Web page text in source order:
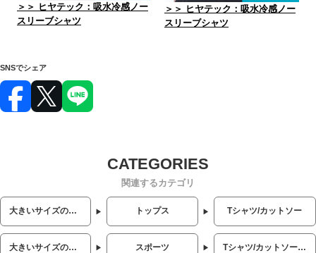
＞＞ ヒヤテック：吸水冷感ノー
スリーブシャツ
＞＞ ヒヤテック：吸水冷感ノー
スリーブシャツ
SNSでシェア
関連するカテゴリ
大きいサイズのメンズ服 トップス Tシャツ/カットソー
大きいサイズのメンズ服 スポーツ Tシャツ/カットソー (スポーツ)